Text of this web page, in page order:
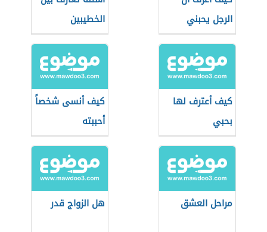
الرجل يحبني
بصدق
الخطيبين
كيف أعترف لها
بحبي
كيف أنسى شخصاً
أحببته
مراحل العشق هل الزواج قدر